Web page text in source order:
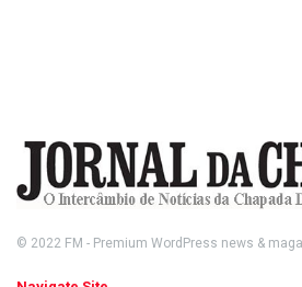
© 2022 FM - Premium WordPress news &